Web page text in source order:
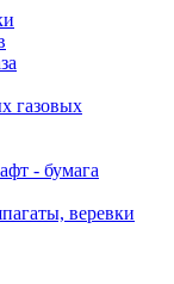
газовых
- бумага
веревки